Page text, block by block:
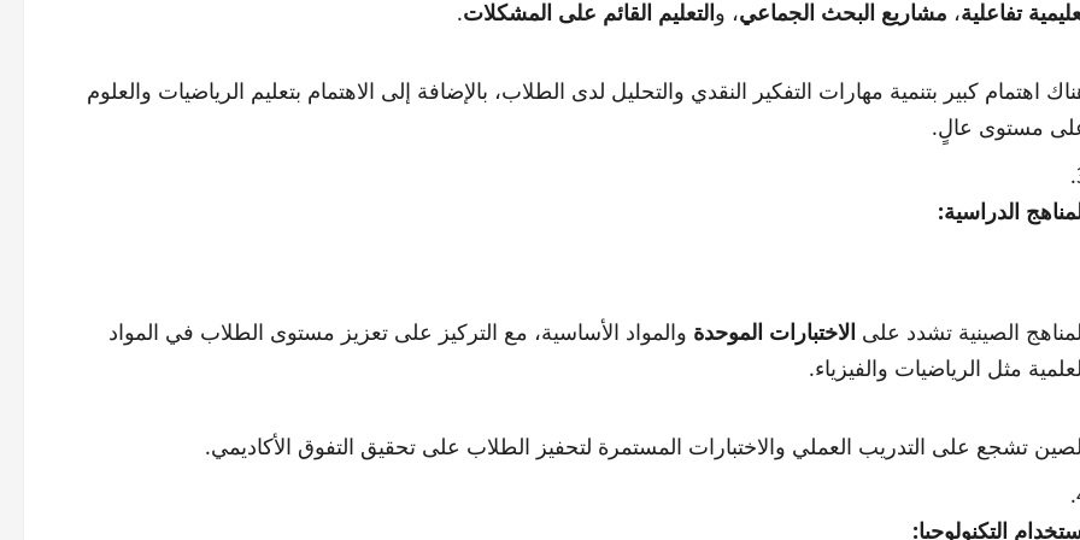
تفاعلية، مشاريع البحث الجماعي، والتعليم القائم على المشكلات.
اهتمام كبير بتنمية مهارات التفكير النقدي والتحليل لدى الطلاب، بالإضافة إلى الاهتمام بتعليم الرياضيات والعلوم
مستوى عالٍ.
الدراسية:
الصينية تشدد على الاختبارات الموحدة والمواد الأساسية، مع التركيز على تعزيز مستوى الطلاب في المواد
مثل الرياضيات والفيزياء.
تشجع على التدريب العملي والاختبارات المستمرة لتحفيز الطلاب على تحقيق التفوق الأكاديمي.
التكنولوجيا: